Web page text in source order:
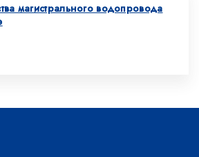
магистрального водопровода